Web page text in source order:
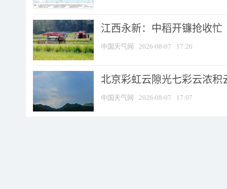
江西永新：中稻开镰抢收忙
中国天气网 2026-08-07 17:26
北京彩虹云隙光七彩云浓积
中国天气网 2026-08-07 17:07